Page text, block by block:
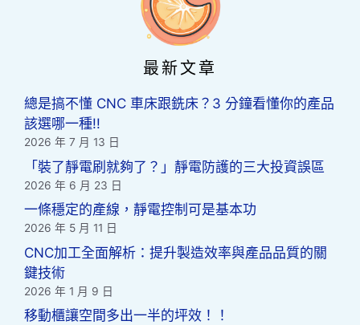
最新文章
總是搞不懂 CNC 車床跟銑床？3 分鐘看懂你的產品
該選哪一種!!
2026 年 7 月 13 日
「裝了靜電刷就夠了？」靜電防護的三大投資誤區
2026 年 6 月 23 日
一條穩定的產線，靜電控制可是基本功
2026 年 5 月 11 日
CNC加工全面解析：提升製造效率與產品品質的關
鍵技術
2026 年 1 月 9 日
移動櫃讓空間多出一半的坪效！！